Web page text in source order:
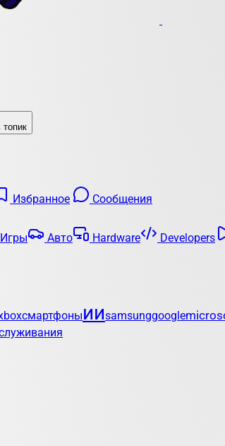
топик
Избранное
Сообщения
Игры Авто Hardware Developers
смартфоныииsamsunggoogle